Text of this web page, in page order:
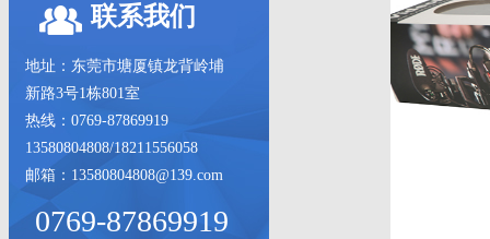
联系我们
地址：东莞市塘厦镇龙背岭埔
新路3号1栋801室
热线：0769-87869919
13580804808/18211556058
邮箱：13580804808@139.com
0769-87869919